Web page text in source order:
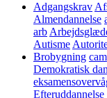
Adgangskrav
Almendannelse
arb
Autisme
Brobygning
Demokratisk
Efteruddannelse